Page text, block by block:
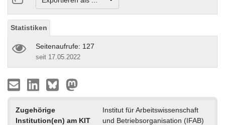
Statistiken
Seitenaufrufe: 127
seit 17.05.2022
Zugehörige
Institution(en) am KIT
Institut für Arbeitswissenschaft
und Betriebsorganisation (IFAB)